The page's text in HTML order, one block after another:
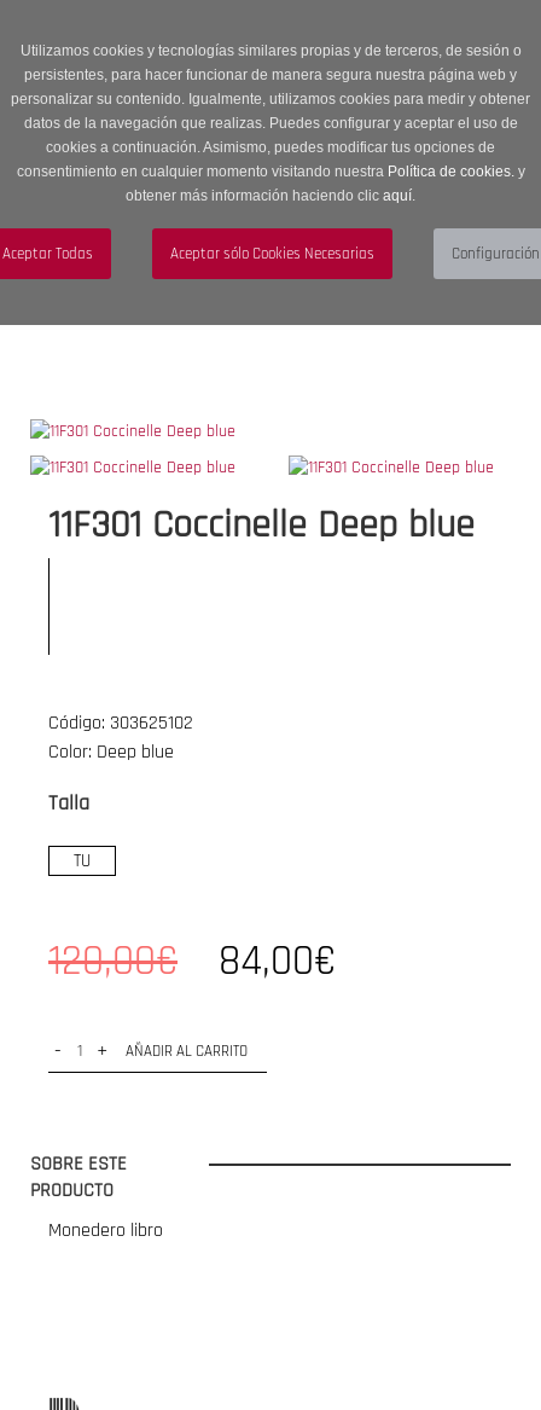
Utilizamos cookies y tecnologías similares propias y de terceros, de sesión o
persistentes, para hacer funcionar de manera segura nuestra página web y
personalizar su contenido. Igualmente, utilizamos cookies para medir y obtener
datos de la navegación que realizas. Puedes configurar y aceptar el uso de
cookies a continuación. Asimismo, puedes modificar tus opciones de
consentimiento en cualquier momento visitando nuestra Política de cookies.y
obtener más información haciendo clic aquí.
descuento en Sección OUTLET con código OUTLET20
navigation
Menú
11F301 Coccinelle Deep blue
Código: 303625102
Color: Deep blue
Talla
TU
120,00€ 84,00€
- + AÑADIR AL CARRITO
SOBRE ESTE
PRODUCTO
Monedero libro